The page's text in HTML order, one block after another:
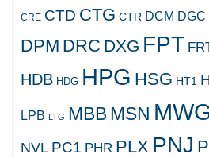
CRE CTD CTG CTR DCM DGC
DPM DRC DXG FPT
HDB HDG HPG HSG HT1
LPB LTG MBBMSN
NVL PC1 PHR PLX PNJ